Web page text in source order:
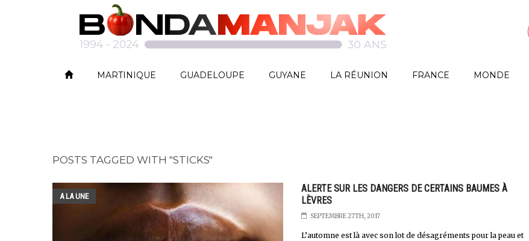
MARTINIQUE GUADELOUPE GUYANE LA RÉUNION FRANCE MONDE
POSTS TAGGED WITH "STICKS"
A LA UNE
ALERTE SUR LES DANGERS DE CERTAINS BAUMES À
LÈVRES
SEPTEMBRE 27TH, 2017
L’automne est là avec son lot de désagréments pour la peau et